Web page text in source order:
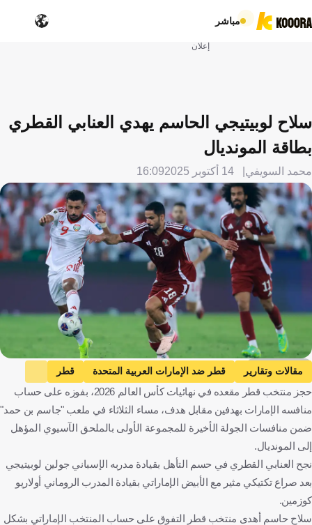
مباشر
إعلان
سلاح لوبيتيجي الحاسم يهدي العنابي القطري
بطاقة المونديال
محمد السويفي 14 أكتوبر 2025 16:09
Getty Images
مقالات وتقارير قطر ضد الإمارات العربية المتحدة
قطر
الإمارات العربية المتحدة
التصفيات المؤهلة لكأس العالم - آسيا
قطر
الإمارات العربية المتحدة كرة قدم
حجز منتخب قطر مقعده في نهائيات كأس العالم 2026، بفوزه على حساب
منافسه الإمارات بهدفين مقابل هدف، مساء الثلاثاء في ملعب "جاسم بن حمد"
ضمن منافسات الجولة الأخيرة للمجموعة الأولى بالملحق الآسيوي المؤهل
إلى المونديال.
نجح العنابي القطري في حسم التأهل بقيادة مدربه الإسباني جولين لوبيتيجي
بعد صراع تكتيكي مثير مع الأبيض الإماراتي بقيادة المدرب الروماني أولاريو
كوزمين.
سلاح حاسم أهدى منتخب قطر التفوق على حساب المنتخب الإماراتي بشكل